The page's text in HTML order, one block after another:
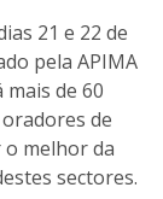
21 e 22 de
pela APIMA
de 60
de
melhor da
sectores.